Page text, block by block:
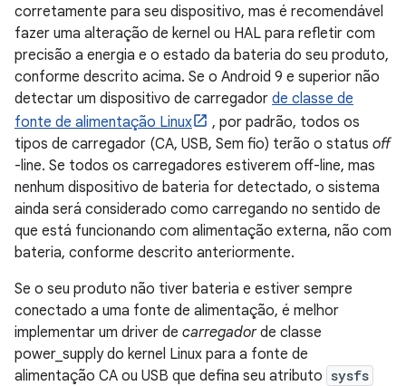
corretamente para seu dispositivo, mas é recomendável
fazer uma alteração de kernel ou HAL para refletir com
precisão a energia e o estado da bateria do seu produto,
conforme descrito acima. Se o Android 9 e superior não
detectar um dispositivo de carregador de classe de
fonte de alimentação Linux
, por padrão, todos os
tipos de carregador (CA, USB, Sem fio) terão o status off
-line. Se todos os carregadores estiverem off-line, mas
nenhum dispositivo de bateria for detectado, o sistema
ainda será considerado como carregando no sentido de
que está funcionando com alimentação externa, não com
bateria, conforme descrito anteriormente.
Se o seu produto não tiver bateria e estiver sempre
conectado a uma fonte de alimentação, é melhor
implementar um driver de carregadorde classe
power_supply do kernel Linux para a fonte de
alimentação CA ou USB que defina seu atributo sysfs